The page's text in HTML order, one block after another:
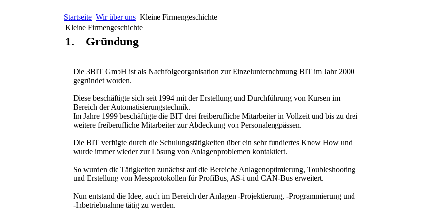
Startseite Wir über uns Kleine Firmengeschichte
Kleine Firmengeschichte
1. Gründung
Die 3BIT GmbH ist als Nachfolgeorganisation zur Einzelunternehmung BIT im Jahr 2000
gegründet worden.
Diese beschäftigte sich seit 1994 mit der Erstellung und Durchführung von Kursen im
Bereich der Automatisierungstechnik.
Im Jahre 1999 beschäftigte die BIT drei freiberufliche Mitarbeiter in Vollzeit und bis zu drei
weitere freiberufliche Mitarbeiter zur Abdeckung von Personalengpässen.
Die BIT verfügte durch die Schulungstätigkeiten über ein sehr fundiertes Know How und
wurde immer wieder zur Lösung von Anlagenproblemen kontaktiert.
So wurden die Tätigkeiten zunächst auf die Bereiche Anlagenoptimierung, Toubleshooting
und Erstellung von Messprotokollen für ProfiBus, AS-i und CAN-Bus erweitert.
Nun entstand die Idee, auch im Bereich der Anlagen -Projektierung, -Programmierung und
-Inbetriebnahme tätig zu werden.